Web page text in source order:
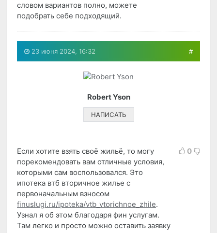
словом вариантов полно, можете
подобрать себе подходящий.
23 июня 2024, 16:32 #
Robert Yson
НАПИСАТЬ
Если хотите взять своё жильё, то могу
порекомендовать вам отличные условия,
которыми сам воспользовался. Это
ипотека втб вторичное жилье с
первоначальным взносом
finuslugi.ru/ipoteka/vtb_vtorichnoe_zhile.
Узнал я об этом благодаря фин услугам.
Там легко и просто можно оставить заявку
0